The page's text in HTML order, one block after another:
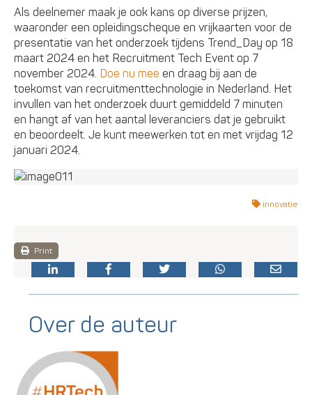
Als deelnemer maak je ook kans op diverse prijzen,
waaronder een opleidingscheque en vrijkaarten voor de
presentatie van het onderzoek tijdens Trend_Day op 18
maart 2024 en het Recruitment Tech Event op 7
november 2024. Doe nu mee en draag bij aan de
toekomst van recruitmenttechnologie in Nederland. Het
invullen van het onderzoek duurt gemiddeld 7 minuten
en hangt af van het aantal leveranciers dat je gebruikt
en beoordeelt. Je kunt meewerken tot en met vrijdag 12
januari 2024.
innovatie
Print
Over de auteur